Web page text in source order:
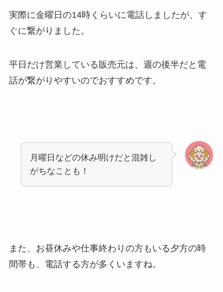
実際に金曜日の14時くらいに電話しましたが、す
ぐに繋がりました。
平日だけ営業している販売元は、週の後半だと電
話が繋がりやすいのでおすすめです。
月曜日などの休み明けだと混雑し
がちなことも！
また、お昼休みや仕事終わりの方もいる夕方の時
間帯も、電話する方が多くいますね。